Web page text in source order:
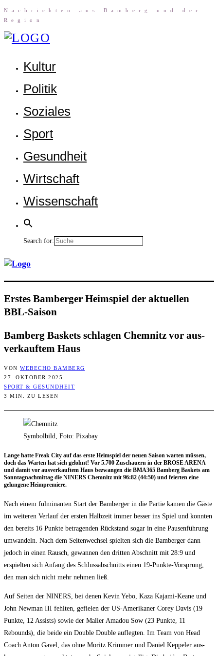
Nach­rich­ten aus Bam­berg und der
Region
Kul­tur
Poli­tik
Sozia­les
Sport
Gesund­heit
Wirt­schaft
Wis­sen­schaft
Search for:
Ers­tes Bam­ber­ger Heim­spiel der aktu­el­len
BBL-Saison
Bam­berg Bas­kets schla­gen Chem­nitz vor aus­
ver­kauf­tem Haus
VON WEBECHO BAMBERG
27. OKTOBER 2025
SPORT & GESUNDHEIT
3 MIN. ZU LESEN
Symbolbild, Foto: Pixabay
Lan­ge hat­te Freak City auf das ers­te Heim­spiel der neu­en Sai­son war­ten müs­sen,
doch das War­ten hat sich gelohnt! Vor 5.700 Zuschau­ern in der BROSE ARENA
und damit vor aus­ver­kauf­tem Haus bezwan­gen die BMA365 Bam­berg Bas­kets am
Sonn­tag­nach­mit­tag die NINERS Chem­nitz mit 96:82 (44:50) und fei­er­ten eine
gelun­ge­ne Heimpremiere.
Nach einem ful­mi­nan­ten Start der Bam­ber­ger in die Par­tie kamen die Gäs­te
im wei­te­ren Ver­lauf der ers­ten Halb­zeit immer bes­ser ins Spiel und konn­ten
den bereits 16 Punk­te betra­gen­den Rück­stand sogar in eine Pau­sen­füh­rung
umwan­deln. Nach dem Sei­ten­wech­sel spiel­ten sich die Bam­ber­ger dann
jedoch in einen Rausch, gewan­nen den drit­ten Abschnitt mit 28:9 und
erspiel­ten sich Anfang des Schluss­ab­schnitts einen 19-Punk­te-Vor­sprung,
den man sich nicht mehr neh­men ließ.
Auf Sei­ten der NINERS, bei denen Kevin Yebo, Kaza Kaja­mi-Kea­ne und
John New­man III fehl­ten, gefie­len der US-Ame­ri­ka­ner Corey Davis (19
Punk­te, 12 Assists) sowie der Mali­er Ama­dou Sow (23 Punk­te, 11
Rebounds), die bei­de ein Dou­ble Dou­ble auf­leg­ten. Im Team von Head
Coach Anton Gavel, das ohne Moritz Krim­mer und Dani­el Kep­pe­l­er aus­